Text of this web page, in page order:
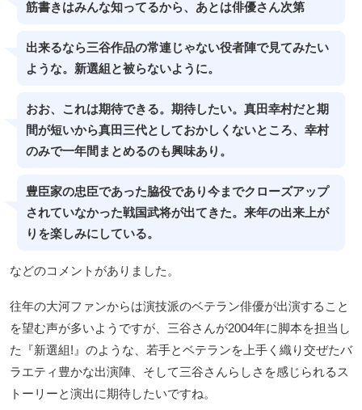
筋書きはみんな知ってるから、あとは俳優さん次第
出来るなら三谷作品の常連じゃない役者陣で見てみたい
ような。新選組と被らないように。
おお、これは期待できる。期待したい。真田幸村だと期
間が短いから真田三代としておかしくないところ、幸村
のみで一年間まとめるのも興味あり。
豊臣家の忠臣であった脇役であり今までクローズアップ
されていなかった戦国武将が出てきた。来年の出来上が
りを楽しみにしている。
などのコメントがありました。
往年の大河ファンからは演技派のベテラン俳優が出演すること
を望む声が多いようですが、三谷さんが2004年に脚本を担当し
た『新選組!』のような、若手とベテランを上手く織り交ぜたバ
ラエティ豊かな出演陣、そして三谷さんらしさを感じられるス
トーリーと演出に期待したいですね。